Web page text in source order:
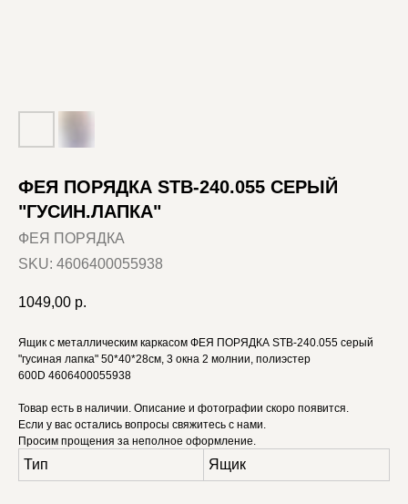
ФЕЯ ПОРЯДКА STB-240.055 СЕРЫЙ
"ГУСИН.ЛАПКА"
ФЕЯ ПОРЯДКА
SKU: 4606400055938
1049,00 р.
Ящик с металлическим каркасом ФЕЯ ПОРЯДКА STB-240.055 серый
"гусиная лапка" 50*40*28см, 3 окна 2 молнии, полиэстер
600D 4606400055938
Товар есть в наличии. Описание и фотографии скоро появится.
Если у вас остались вопросы свяжитесь с нами.
Просим прощения за неполное оформление.
Тип Ящик